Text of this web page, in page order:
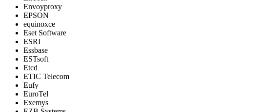
Envoyproxy
EPSON
equinoxce
Eset Software
ESRI
Essbase
ESTsoft
Etcd
ETIC Telecom
Eufy
EuroTel
Exemys